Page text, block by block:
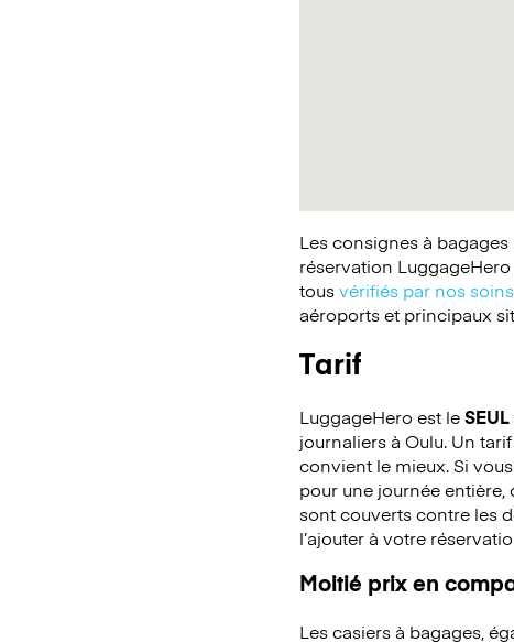
Les consignes à
réservation
tousvérifiés par nos soins
aéroports et principaux
Tarif
LuggageHero est leSEUL
journaliers à Oulu. Un
convient le mieux. Si
pour une journée entière,
sont couverts contre les
l’ajouter à votre
Moitié prix en
Les casiers à bagages,